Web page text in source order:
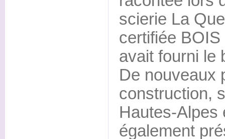
scierie La
certifiée
avait fourni le
De nouveaux
construction,
Hautes-Alpes
également